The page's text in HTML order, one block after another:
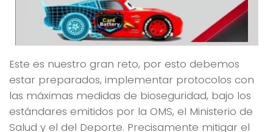
Este es nuestro gran reto, por esto debemos
estar preparados, implementar protocolos con
las máximas medidas de bioseguridad, bajo los
estándares emitidos por la OMS, el Ministerio de
Salud y el del Deporte. Precisamente mitigar el